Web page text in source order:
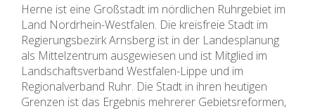
Herne ist eine Großstadt im nördlichen Ruhrgebiet im
Land Nordrhein-Westfalen. Die kreisfreie Stadt im
Regierungsbezirk Arnsberg ist in der Landesplanung
als Mittelzentrum ausgewiesen und ist Mitglied im
Landschaftsverband Westfalen-Lippe und im
Regionalverband Ruhr. Die Stadt in ihren heutigen
Grenzen ist das Ergebnis mehrerer Gebietsreformen,